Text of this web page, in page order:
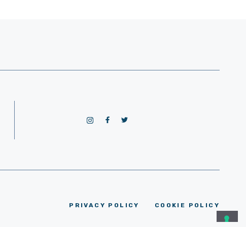
PRIVACY POLICY COOKIE POLICY